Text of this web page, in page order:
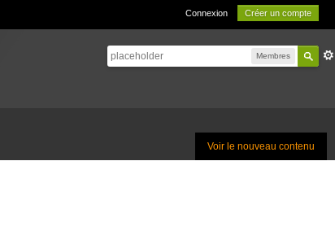
Connexion Créer un compte
Membres
Voir le nouveau contenu